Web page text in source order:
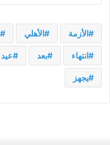
الأزمة الأهلي
انتهاء بعد عيد
يجهز